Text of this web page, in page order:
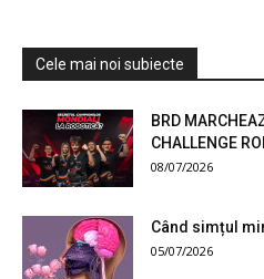
Cele mai noi subiecte
BRD
CHALLENGE
08/07/2026
Când simțul
05/07/2026